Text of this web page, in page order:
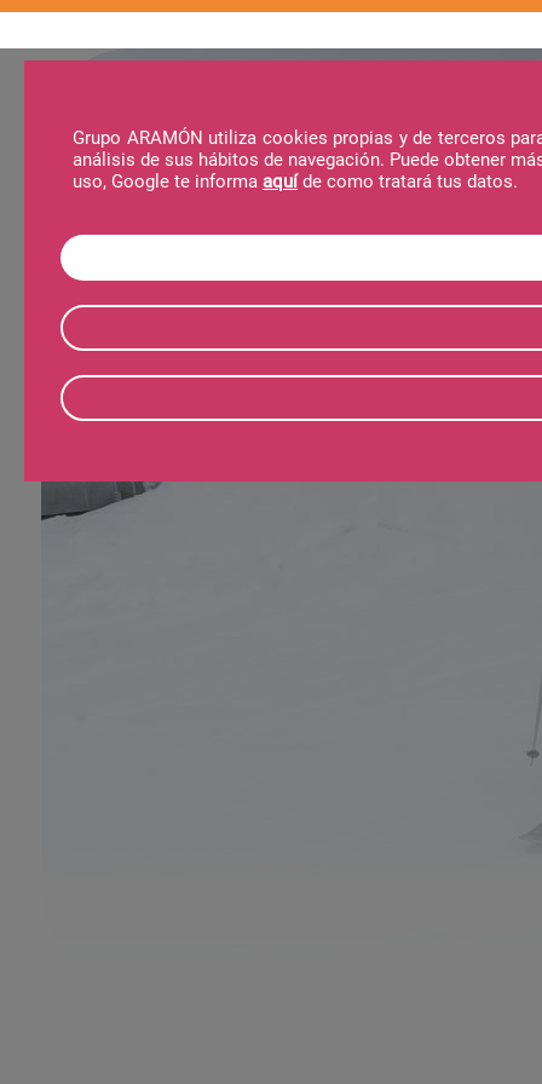
Grupo ARAMÓN utiliza cookies propias y de terceros
análisis de sus hábitos de navegación. Puede obtener
uso, Google te informa aquíde como tratará tus datos.
La Estación Actividades Noticias